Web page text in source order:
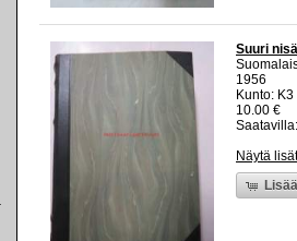
Suuri
1956
Kunto:
10.00 €
Näytä